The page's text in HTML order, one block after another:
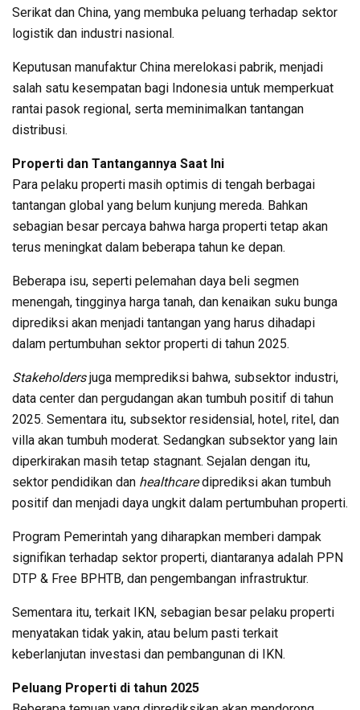
Serikat dan China, yang membuka peluang terhadap sektor
logistik dan industri nasional.
Keputusan manufaktur China merelokasi pabrik, menjadi
salah satu kesempatan bagi Indonesia untuk memperkuat
rantai pasok regional, serta meminimalkan tantangan
distribusi.
Properti dan Tantangannya Saat Ini
Para pelaku properti masih optimis di tengah berbagai
tantangan global yang belum kunjung mereda. Bahkan
sebagian besar percaya bahwa harga properti tetap akan
terus meningkat dalam beberapa tahun ke depan.
Beberapa isu, seperti pelemahan daya beli segmen
menengah, tingginya harga tanah, dan kenaikan suku bunga
diprediksi akan menjadi tantangan yang harus dihadapi
dalam pertumbuhan sektor properti di tahun 2025.
Stakeholdersjuga memprediksi bahwa, subsektor industri,
data center dan pergudangan akan tumbuh positif di tahun
2025. Sementara itu, subsektor residensial, hotel, ritel, dan
villa akan tumbuh moderat. Sedangkan subsektor yang lain
diperkirakan masih tetap stagnant. Sejalan dengan itu,
sektor pendidikan dan healthcarediprediksi akan tumbuh
positif dan menjadi daya ungkit dalam pertumbuhan properti.
Program Pemerintah yang diharapkan memberi dampak
signifikan terhadap sektor properti, diantaranya adalah PPN
DTP & Free BPHTB, dan pengembangan infrastruktur.
Sementara itu, terkait IKN, sebagian besar pelaku properti
menyatakan tidak yakin, atau belum pasti terkait
keberlanjutan investasi dan pembangunan di IKN.
Peluang Properti di tahun 2025